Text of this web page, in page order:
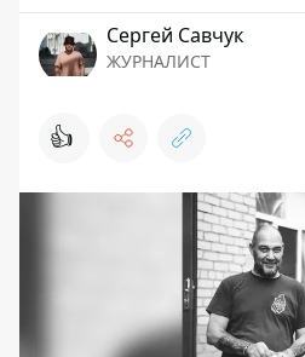
Сергей Савчук
ЖУРНАЛИСТ
👍